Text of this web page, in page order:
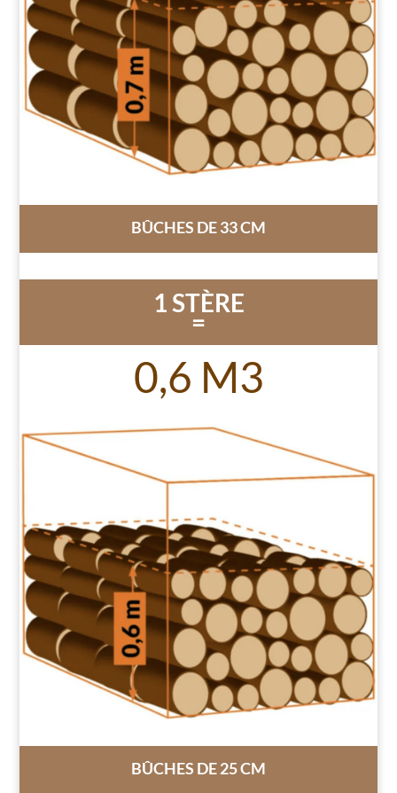
BÛCHES DE 33 CM
1 STÈRE
=
0,6 M3
BÛCHES DE 25 CM